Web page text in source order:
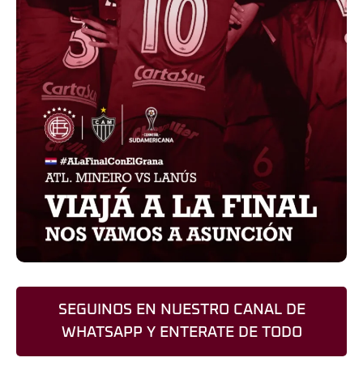
SEGUINOS EN NUESTRO CANAL DE
WHATSAPP Y ENTERATE DE TODO